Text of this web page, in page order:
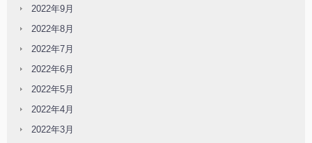
2022年9月
2022年8月
2022年7月
2022年6月
2022年5月
2022年4月
2022年3月